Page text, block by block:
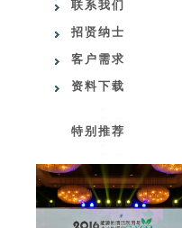
联系我们
招贤纳士
客户需求
资料下载
特别推荐